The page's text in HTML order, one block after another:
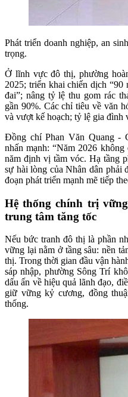
Phát triển doanh nghiệp, an
trọng.
Ở lĩnh vực đô thị, phường
2025; triển khai chiến dịch “90
đai”; nâng tỷ lệ thu gom rác
gần 90%. Các chỉ tiêu về văn
và vượt kế hoạch; tỷ lệ gia đình
Đồng chí Phan Văn Quang -
nhấn mạnh: “Năm 2026
năm định vị tầm vóc. Hạ tầng
sự hài lòng của Nhân dân phải
đoạn phát triển mạnh mẽ tiếp
Hệ thống chính trị
trung tâm tăng tốc
Nếu bức tranh đô thị là phần
vững lại nằm ở tầng sâu: nền
thị. Trong thời gian đầu vận
sáp nhập, phường Sông Trí
dấu ấn về hiệu quả lãnh đạo,
giữ vững kỷ cương, đồng
thống.